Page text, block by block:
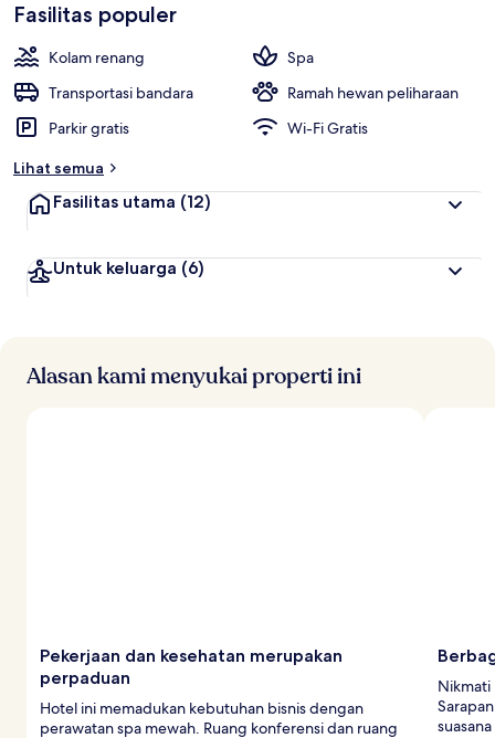
Fasilitas populer
Kolam renang
Spa
Transportasi bandara
Ramah hewan peliharaan
Parkir gratis
Wi-Fi Gratis
Lihat semua
Fasilitas utama (12)
Untuk keluarga (6)
Alasan kami menyukai properti ini
Pekerjaan dan kesehatan merupakan
perpaduan
Hotel ini memadukan kebutuhan bisnis dengan
perawatan spa mewah. Ruang konferensi dan ruang
Nikmati